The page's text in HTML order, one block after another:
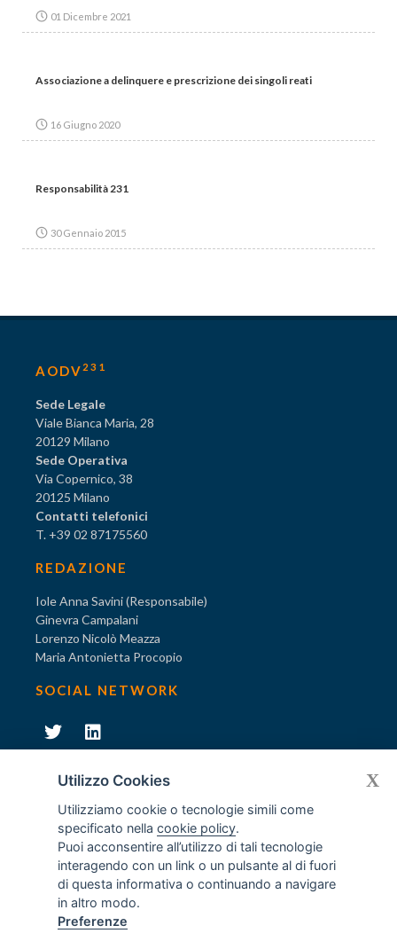
01 Dicembre 2021
Associazione a delinquere e prescrizione dei singoli reati
16 Giugno 2020
Responsabilità 231
30 Gennaio 2015
AODV 231
Sede Legale
Viale Bianca Maria, 28
20129 Milano
Sede Operativa
Via Copernico, 38
20125 Milano
Contatti telefonici
T. +39 02 87175560
REDAZIONE
Iole Anna Savini (Responsabile)
Ginevra Campalani
Lorenzo Nicolò Meazza
Maria Antonietta Procopio
SOCIAL NETWORK
Diventa socio di AODV
© Tutti i diritti riservati AODV231- ® Marchio registrato
Associazione dei Componenti degli Organismi di Vigilanza
ex D.Lgs. 231/2001
Utilizzo Cookies
Utilizziamo cookie o tecnologie simili come
specificato nellacookie policy.
Puoi acconsentire all’utilizzo di tali tecnologie
interagendo con un link o un pulsante al di fuori
di questa informativa o continuando a navigare
in altro modo.
Preferenze
X